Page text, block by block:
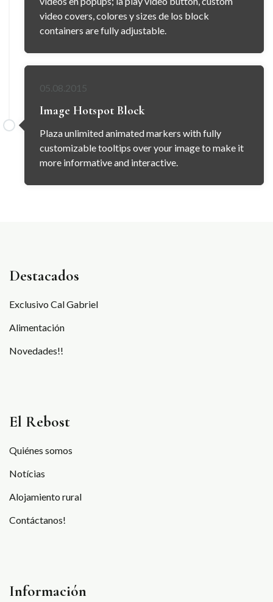
video covers, colores y sizes de los block
containers are fully adjustable.
05.08.2015
Image Hotspot Block
Plaza unlimited animated markers with fully
customizable tooltips over your image to make it
more informative and interactive.
Destacados
Exclusivo Cal Gabriel
Alimentación
Novedades!!
El Rebost
Quiénes somos
Notícias
Alojamiento rural
Contáctanos!
Información